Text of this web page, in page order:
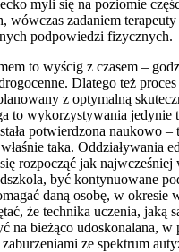
myli się na poziomie
wówczas zadaniem terapeuty
podpowiedzi fizycznych.
to wyścig z czasem –
Dlatego też
z optymalną
to wykorzystywania jedynie
potwierdzona naukowo –
taka. Oddziaływania
rozpocząć jak najwcześniej
być kontynuowane
daną osobę, w okresie
że technika uczenia, jaką
na bieżąco udoskonalana, w
ze spektrum